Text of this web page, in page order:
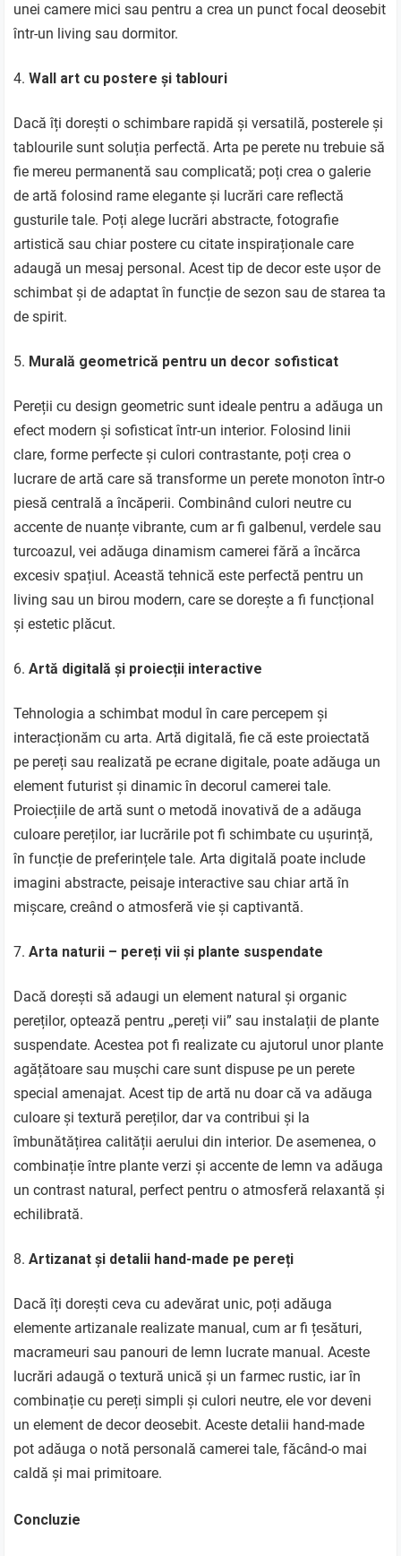
unei camere mici sau pentru a crea un punct focal deosebit
într-un living sau dormitor.
Wall art cu postere și tablouri
Dacă îți dorești o schimbare rapidă și versatilă, posterele și
tablourile sunt soluția perfectă. Arta pe perete nu trebuie să
fie mereu permanentă sau complicată; poți crea o galerie
de artă folosind rame elegante și lucrări care reflectă
gusturile tale. Poți alege lucrări abstracte, fotografie
artistică sau chiar postere cu citate inspiraționale care
adaugă un mesaj personal. Acest tip de decor este ușor de
schimbat și de adaptat în funcție de sezon sau de starea ta
de spirit.
Murală geometrică pentru un decor sofisticat
Pereții cu design geometric sunt ideale pentru a adăuga un
efect modern și sofisticat într-un interior. Folosind linii
clare, forme perfecte și culori contrastante, poți crea o
lucrare de artă care să transforme un perete monoton într-o
piesă centrală a încăperii. Combinând culori neutre cu
accente de nuanțe vibrante, cum ar fi galbenul, verdele sau
turcoazul, vei adăuga dinamism camerei fără a încărca
excesiv spațiul. Această tehnică este perfectă pentru un
living sau un birou modern, care se dorește a fi funcțional
și estetic plăcut.
Artă digitală și proiecții interactive
Tehnologia a schimbat modul în care percepem și
interacționăm cu arta. Artă digitală, fie că este proiectată
pe pereți sau realizată pe ecrane digitale, poate adăuga un
element futurist și dinamic în decorul camerei tale.
Proiecțiile de artă sunt o metodă inovativă de a adăuga
culoare pereților, iar lucrările pot fi schimbate cu ușurință,
în funcție de preferințele tale. Arta digitală poate include
imagini abstracte, peisaje interactive sau chiar artă în
mișcare, creând o atmosferă vie și captivantă.
Arta naturii – pereți vii și plante suspendate
Dacă dorești să adaugi un element natural și organic
pereților, optează pentru „pereți vii” sau instalații de plante
suspendate. Acestea pot fi realizate cu ajutorul unor plante
agățătoare sau mușchi care sunt dispuse pe un perete
special amenajat. Acest tip de artă nu doar că va adăuga
culoare și textură pereților, dar va contribui și la
îmbunătățirea calității aerului din interior. De asemenea, o
combinație între plante verzi și accente de lemn va adăuga
un contrast natural, perfect pentru o atmosferă relaxantă și
echilibrată.
Artizanat și detalii hand-made pe pereți
Dacă îți dorești ceva cu adevărat unic, poți adăuga
elemente artizanale realizate manual, cum ar fi țesături,
macrameuri sau panouri de lemn lucrate manual. Aceste
lucrări adaugă o textură unică și un farmec rustic, iar în
combinație cu pereți simpli și culori neutre, ele vor deveni
un element de decor deosebit. Aceste detalii hand-made
pot adăuga o notă personală camerei tale, făcând-o mai
caldă și mai primitoare.
Concluzie